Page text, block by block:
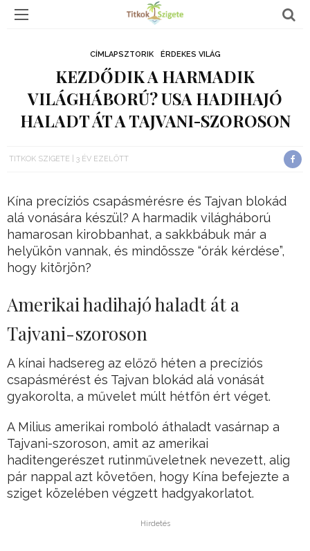
CÍMLAPSZTORIK ÉRDEKES VILÁG
KEZDŐDIK A HARMADIK
VILÁGHÁBORÚ? USA HADIHAJÓ
HALADT ÁT A TAJVANI-SZOROSON
TITKOK SZIGETE 3 ÉV EZELŐTT
Kína precíziós csapásmérésre és Tajvan blokád
alá vonására készül? A harmadik világháború
hamarosan kirobbanhat, a sakkbábuk már a
helyükön vannak, és mindössze “órák kérdése”,
hogy kitörjön?
Amerikai hadihajó haladt át a
Tajvani-szoroson
A kínai hadsereg az előző héten a precíziós
csapásmérést és Tajvan blokád alá vonását
gyakorolta, a művelet múlt hétfőn ért véget.
A Milius amerikai romboló áthaladt vasárnap a
Tajvani-szoroson, amit az amerikai
haditengerészet rutinműveletnek nevezett, alig
pár nappal azt követően, hogy Kína befejezte a
sziget közelében végzett hadgyakorlatot.
Hirdetés